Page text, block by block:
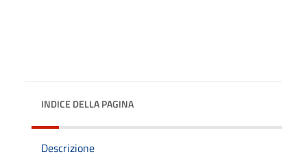
INDICE DELLA PAGINA
Descrizione